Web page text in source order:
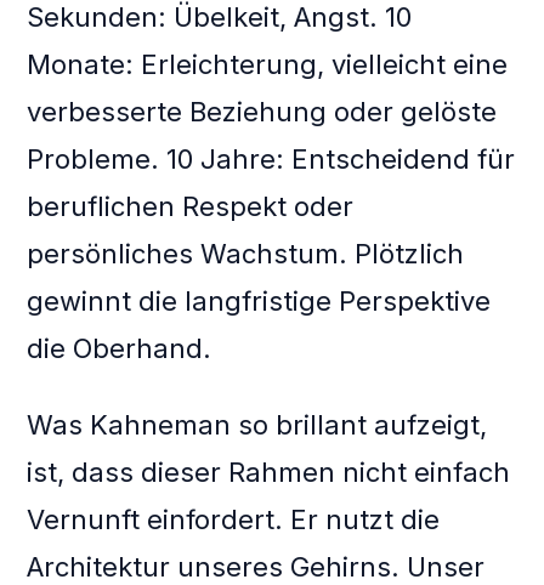
Sekunden: Übelkeit, Angst. 10
Monate: Erleichterung, vielleicht eine
verbesserte Beziehung oder gelöste
Probleme. 10 Jahre: Entscheidend für
beruflichen Respekt oder
persönliches Wachstum. Plötzlich
gewinnt die langfristige Perspektive
die Oberhand.
Was Kahneman so brillant aufzeigt,
ist, dass dieser Rahmen nicht einfach
Vernunft einfordert. Er nutzt die
Architektur unseres Gehirns. Unser